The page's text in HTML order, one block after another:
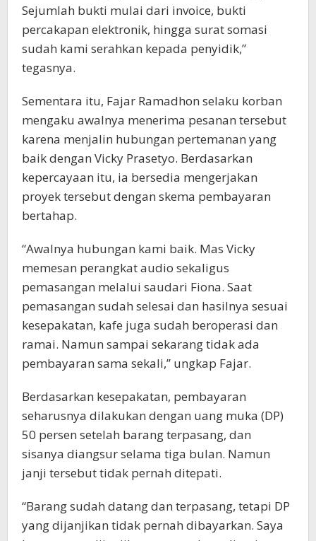
Sejumlah bukti mulai dari invoice, bukti
percakapan elektronik, hingga surat somasi
sudah kami serahkan kepada penyidik,”
tegasnya.
Sementara itu, Fajar Ramadhon selaku korban
mengaku awalnya menerima pesanan tersebut
karena menjalin hubungan pertemanan yang
baik dengan Vicky Prasetyo. Berdasarkan
kepercayaan itu, ia bersedia mengerjakan
proyek tersebut dengan skema pembayaran
bertahap.
“Awalnya hubungan kami baik. Mas Vicky
memesan perangkat audio sekaligus
pemasangan melalui saudari Fiona. Saat
pemasangan sudah selesai dan hasilnya sesuai
kesepakatan, kafe juga sudah beroperasi dan
ramai. Namun sampai sekarang tidak ada
pembayaran sama sekali,” ungkap Fajar.
Berdasarkan kesepakatan, pembayaran
seharusnya dilakukan dengan uang muka (DP)
50 persen setelah barang terpasang, dan
sisanya diangsur selama tiga bulan. Namun
janji tersebut tidak pernah ditepati.
“Barang sudah datang dan terpasang, tetapi DP
yang dijanjikan tidak pernah dibayarkan. Saya